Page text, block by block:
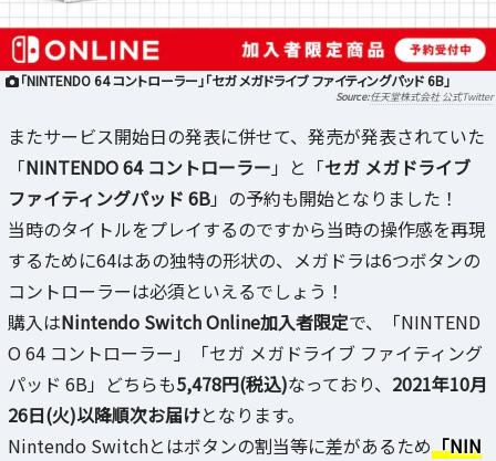
「NINTENDO 64 コントローラー」「セガ メガドライブ ファイティングパッド 6B」
任天堂株式会社 公式Twitter
またサービス開始日の発表に併せて、発売が発表されていた
「NINTENDO 64 コントローラー 」と「セガ メガドライブ
ファイティングパッド 6B」の予約も開始となりました！
当時のタイトルをプレイするのですから当時の操作感を再現
するために64はあの独特の形状の、メガドラは6つボタンの
コントローラーは必須といえるでしょう！
購入はNintendo Switch Online加入者限定で、「NINTEND
O 64 コントローラー」「セガ メガドライブ ファイティング
パッド 6B」どちらも5,478円(税込)なっており、 2021年10月
26日(火)以降順次お届けとなります。
Nintendo Switchとはボタンの割当等に差があるため「NIN